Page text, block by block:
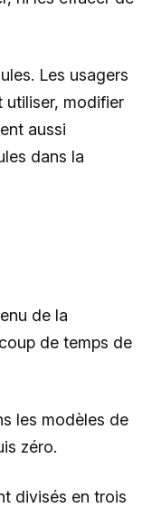
Les usagers
utiliser, modifier
aussi
dans la
de la
de temps de
les modèles de
zéro.
divisés en trois